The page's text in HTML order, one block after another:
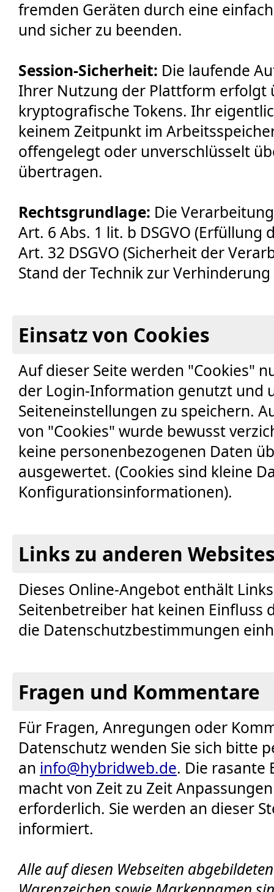
fremden Geräten durch eine
und sicher zu beenden.
Session-Sicherheit: Die laufende
Ihrer Nutzung der Plattform erfolgt
kryptografische Tokens. Ihr
keinem Zeitpunkt im
offengelegt oder unverschlüsselt
übertragen.
Rechtsgrundlage: Die
Art. 6 Abs. 1 lit. b DSGVO
Art. 32 DSGVO (Sicherheit der
Stand der Technik zur
Einsatz von Cookies
Auf dieser Seite werden "Cookies"
der Login-Information genutzt und
Seiteneinstellungen zu speichern.
von "Cookies" wurde bewusst
keine personenbezogenen Daten
ausgewertet. (Cookies sind kleine
Konfigurationsinformationen).
Links zu anderen
Dieses Online-Angebot enthält
Seitenbetreiber hat keinen Einfluss
die Datenschutzbestimmungen
Fragen und Kommentare
Für Fragen, Anregungen oder
Datenschutz wenden Sie sich bitte
an info@hybridweb.de. Die rasante
macht von Zeit zu Zeit
erforderlich. Sie werden an dieser
informiert.
Alle auf diesen Webseiten